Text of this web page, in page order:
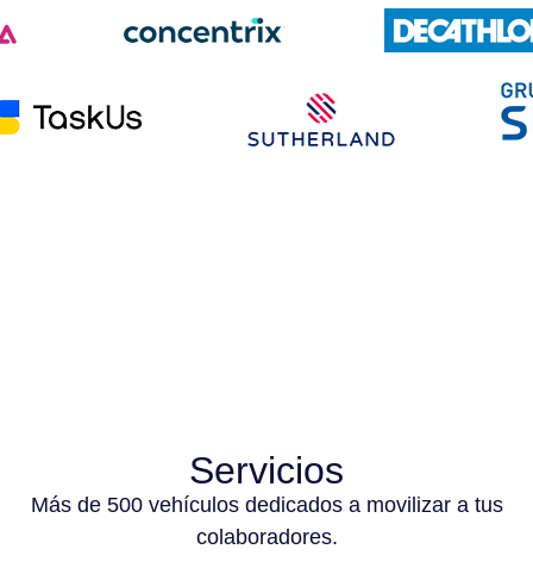
Servicios
Más de 500 vehículos dedicados a movilizar a tus
colaboradores.